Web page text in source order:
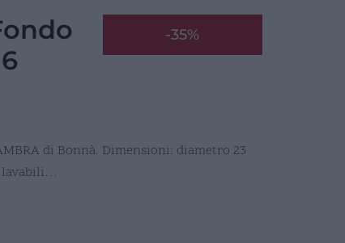
-35%
di Bonnà. Dimensioni: diametro 23
lavabili…